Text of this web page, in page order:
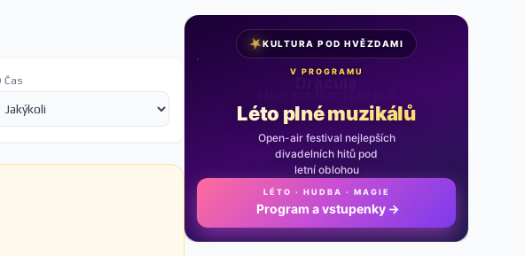
Čas
★KULTURA POD HVĚZDAMI
V PROGRAMU
Léto plné muzikálů
Open-air festival nejlepších
divadelních hitů pod
letní oblohou
LÉTO · HUDBA · MAGIE
Program a vstupenky →